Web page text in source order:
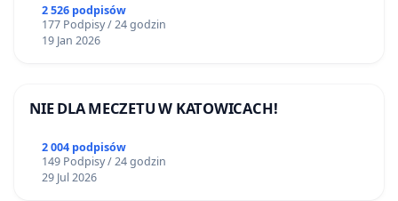
2 526 podpisów
177 Podpisy / 24 godzin
19 Jan 2026
NIE DLA MECZETU W KATOWICACH!
2 004 podpisów
149 Podpisy / 24 godzin
29 Jul 2026